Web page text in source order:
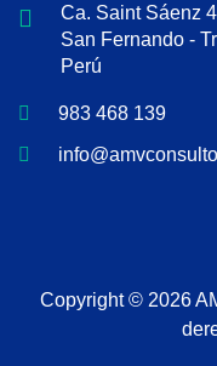
Ca. Saint Sáenz
San Fernando -
Perú
983 468 139
Copyright © 2026